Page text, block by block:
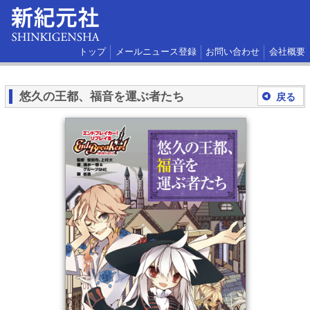
トップ メールニュース登録 お問い合わせ 会社概要
戻る
悠久の王都、福音を運ぶ者たち